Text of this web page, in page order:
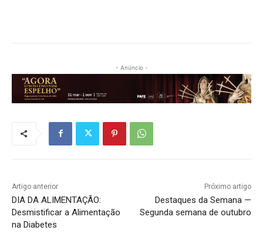
- Anúncio -
Artigo anterior
DIA DA ALIMENTAÇÃO:
Desmistificar a Alimentação
na Diabetes
Próximo artigo
Destaques da Semana —
Segunda semana de outubro